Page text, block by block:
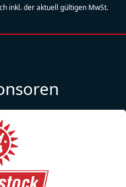
inkl. der aktuell gültigen MwSt.